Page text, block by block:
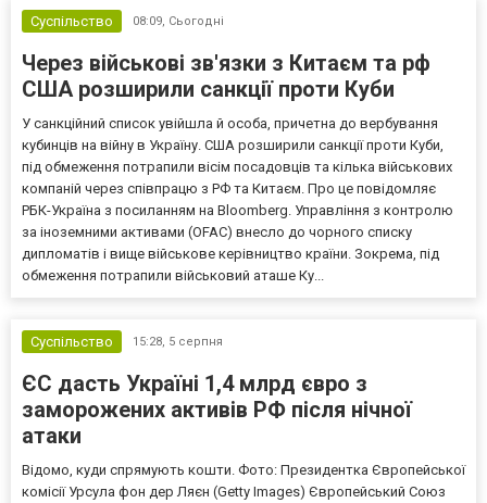
Суспільство 08:09, Сьогодні
Через військові зв'язки з Китаєм та рф
США розширили санкції проти Куби
У санкційний список увійшла й особа, причетна до вербування
кубинців на війну в Україну. США розширили санкції проти Куби,
під обмеження потрапили вісім посадовців та кілька військових
компаній через співпрацю з РФ та Китаєм. Про це повідомляє
РБК-Україна з посиланням на Bloomberg. Управління з контролю
за іноземними активами (OFAC) внесло до чорного списку
дипломатів і вище військове керівництво країни. Зокрема, під
обмеження потрапили військовий аташе Ку...
Суспільство 15:28, 5 серпня
ЄС дасть Україні 1,4 млрд євро з
заморожених активів РФ після нічної
атаки
Відомо, куди спрямують кошти. Фото: Президентка Європейської
комісії Урсула фон дер Ляєн (Getty Images) Європейський Союз